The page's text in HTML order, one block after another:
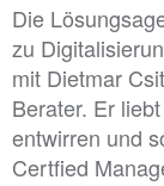
Die
zu
mit Dietmar
Berater. Er
entwirren und
Certfied